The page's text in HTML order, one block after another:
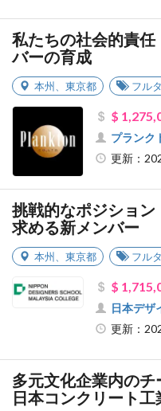
私たちの社会的責
バーの育成
本州 東京都 フル
$
プランク
更新：
挑戦的なポジショ
求める新メンバー
本州 東京都 フル
$
日本デザ
更新：
多元文化企業内の
日本コンクリート